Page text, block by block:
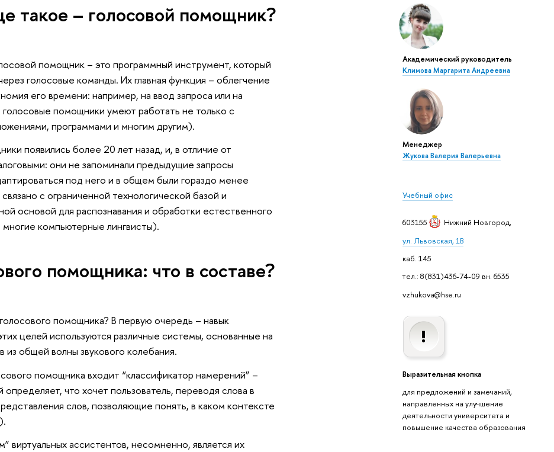
Академический руководитель
Климова Маргарита Андреевна
Менеджер
Жукова Валерия Валерьевна
Учебный офис
603155 Нижний Новгород,
ул. Львовская, 1В
каб. 145
тел.: 8(831)436-74-09 вн. 6535
vzhukova@hse.ru
Выразительная кнопка
для предложений и замечаний,
направленных на улучшение
деятельности университета и
повышение качества образования
такое – голосовой помощник?
помощник – это программный инструмент, который
голосовые команды. Их главная функция – облегчение
его времени: например, на ввод запроса или на
помощники умеют работать не только с
программами и многим другим).
появились более 20 лет назад, и, в отличие от
они не запоминали предыдущие запросы
под него и в общем были гораздо менее
с ограниченной технологической базой и
основой для распознавания и обработки естественного
компьютерные лингвисты).
помощника: что в составе?
помощника? В первую очередь – навык
целей используются различные системы, основанные на
из общей волны звукового колебания.
помощника входит “классификатор намерений” –
что хочет пользователь, переводя слова в
слов, позволяющие понять, в каком контексте
виртуальных ассистентов, несомненно, является их